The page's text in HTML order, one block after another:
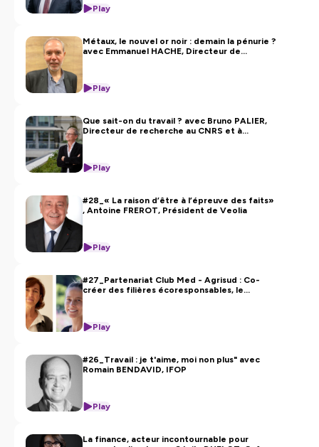
Play
Métaux, le nouvel or noir : demain la pénurie ?
avec Emmanuel HACHE, Directeur de
Play
Que sait-on du travail ? avec Bruno PALIER,
Directeur de recherche au CNRS et à
Play
#28_« La raison d’être à l’épreuve des faits»
, Antoine FREROT, Président de Veolia
Play
#27_Partenariat Club Med - Agrisud : Co-
créer des filières écoresponsables, le
Play
#26_Travail : je t'aime, moi non plus" avec
Romain BENDAVID, IFOP
Play
La finance, acteur incontournable pour